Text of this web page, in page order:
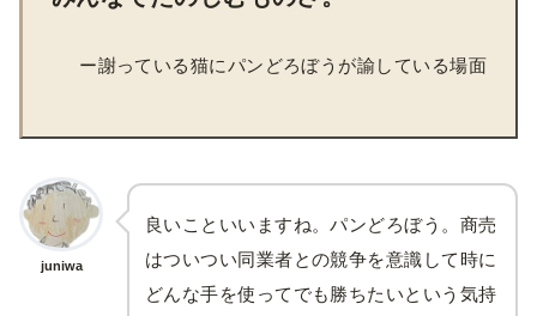
ー謝っている猫にパンどろぼうが諭している場面
juniwa
良いこといいますね。パンどろぼう。商売
はついつい同業者との競争を意識して時に
どんな手を使ってでも勝ちたいという気持